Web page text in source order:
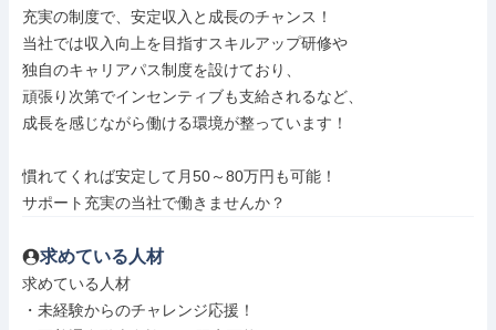
充実の制度で、安定収入と成長のチャンス！
当社では収入向上を目指すスキルアップ研修や
独自のキャリアパス制度を設けており、
頑張り次第でインセンティブも支給されるなど、
成長を感じながら働ける環境が整っています！
慣れてくれば安定して月50～80万円も可能！
サポート充実の当社で働きませんか？
求めている人材
求めている人材
・未経験からのチャレンジ応援！